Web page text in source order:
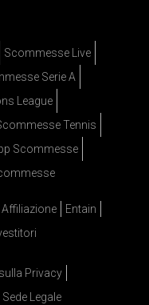
Scommesse Live
Serie A
League
Tennis
Scommesse
Entain
Privacy
Sede Legale